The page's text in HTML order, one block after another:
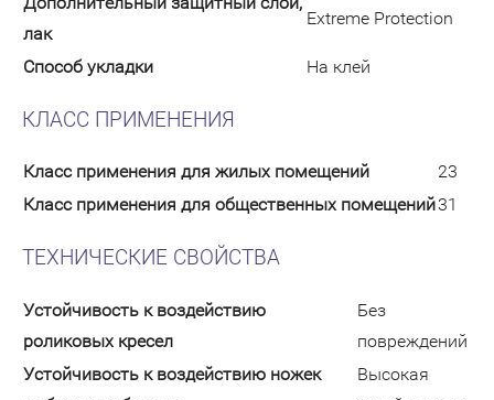
лак
Extreme Protection
Способ укладки На клей
КЛАСС ПРИМЕНЕНИЯ
Класс применения для жилых помещений
23
Класс применения для общественных помещений31
ТЕХНИЧЕСКИЕ СВОЙСТВА
Устойчивость к воздействию
роликовых кресел
Без
повреждений
Устойчивость к воздействию ножек
Высокая